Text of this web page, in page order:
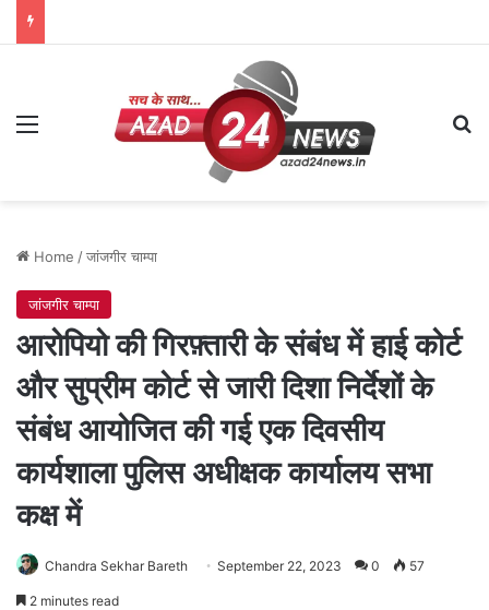
Menu
Home /जांजगीर चाम्पा
जांजगीर चाम्पा
आरोपियो की गिरफ़्तारी के संबंध में हाई कोर्ट
और सुप्रीम कोर्ट से जारी दिशा निर्देशों के
संबंध आयोजित की गई एक दिवसीय
कार्यशाला पुलिस अधीक्षक कार्यालय सभा
कक्ष में
Chandra Sekhar Bareth September 22, 2023 0 57
2 minutes read